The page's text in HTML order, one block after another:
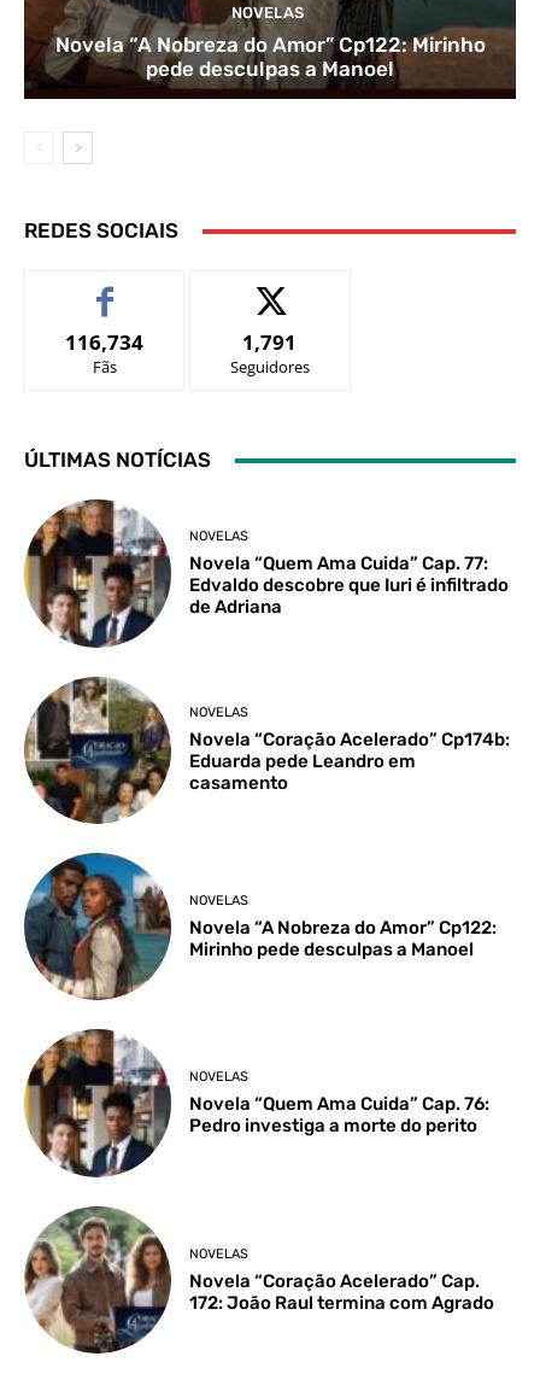
NOVELAS
Novela “A Nobreza do Amor” Cp122: Mirinho
pede desculpas a Manoel
REDES SOCIAIS
116,734
Fãs
1,791
Seguidores
ÚLTIMAS NOTÍCIAS
NOVELAS
Novela “Quem Ama Cuida” Cap. 77:
Edvaldo descobre que Iuri é infiltrado
de Adriana
NOVELAS
Novela “Coração Acelerado” Cp174b:
Eduarda pede Leandro em
casamento
NOVELAS
Novela “A Nobreza do Amor” Cp122:
Mirinho pede desculpas a Manoel
NOVELAS
Novela “Quem Ama Cuida” Cap. 76:
Pedro investiga a morte do perito
NOVELAS
Novela “Coração Acelerado” Cap.
172: João Raul termina com Agrado